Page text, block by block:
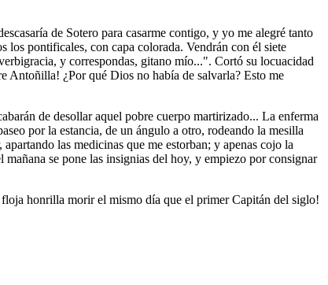
de Sotero para casarme contigo, y yo me alegré tanto
los pontificales, con capa colorada. Vendrán con él siete
y correspondas, gitano mío...". Cortó su locuacidad
Antoñilla! ¿Por qué Dios no había de salvarla? Esto me
de desollar aquel pobre cuerpo martirizado... La enferma
por la estancia, de un ángulo a otro, rodeando la mesilla
las medicinas que me estorban; y apenas cojo la
se pone las insignias del hoy, y empiezo por consignar
honrilla morir el mismo día que el primer Capitán del siglo!